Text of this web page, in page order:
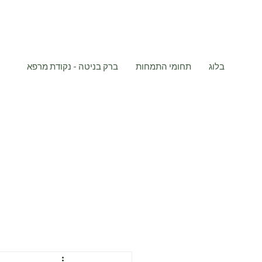
ברק בניטה - נקודת מרפא תחומי התמחות בלוג